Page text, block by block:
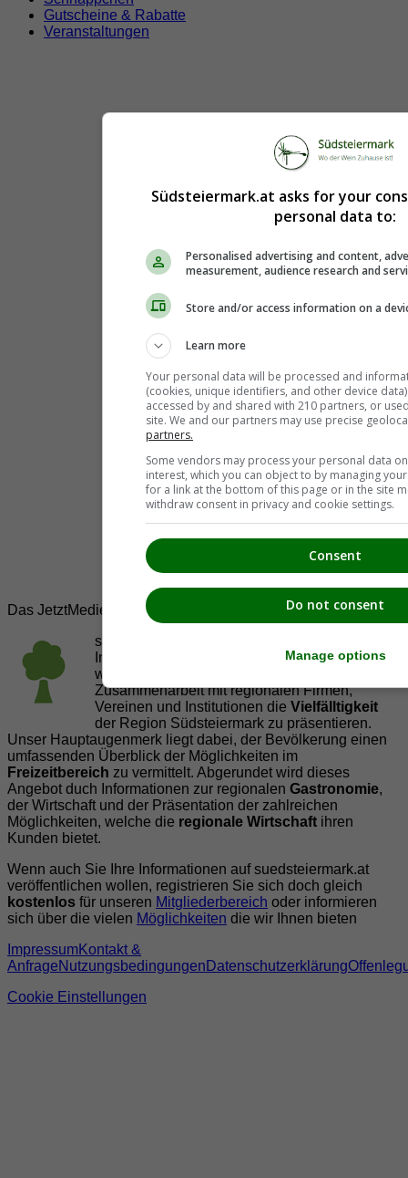
Gutscheine & Rabatte
Veranstaltungen
Das JetztMedien.com Medien Netzwerk
suedsteiermark.at ist eine von vielen
Internetadressen der
JetztMedien.com Medien
welche es sich zur Aufgabe gemacht hat, in
Zusammenarbeit mit regionalen Firmen,
Vereinen und Institutionen die Vielfälltigkeit
der Region Südsteiermark zu präsentieren.
Unser Hauptaugenmerk liegt dabei, der Bevölkerung einen
umfassenden Überblick der Möglichkeiten im
Freizeitbereich zu vermittelt. Abgerundet wird dieses
Angebot duch Informationen zur regionalen Gastronomie,
der Wirtschaft und der Präsentation der zahlreichen
Möglichkeiten, welche die regionale Wirtschaft ihren
Kunden bietet.
Wenn auch Sie Ihre Informationen auf suedsteiermark.at
veröffentlichen wollen, registrieren Sie sich doch gleich
kostenlos für unseren Mitgliederbereich oder informieren
sich über die vielen Möglichkeiten die wir Ihnen bieten
ImpressumKontakt &
AnfrageNutzungsbedingungen Datenschutzerklärung
Cookie Einstellungen
Südsteiermark.at asks for your
personal data to:
Personalised advertising and content,
measurement, audience research and
Store and/or access information on a
Learn more
Your personal data will be processed and
(cookies, unique identifiers, and other device
accessed by and shared with 210 partners, or
site. We and our partners may use precise
partners.
Some vendors may process your personal data
interest, which you can object to by managing
for a link at the bottom of this page or in the site
withdraw consent in privacy and cookie settings.
Consent
Do not consent
Manage options